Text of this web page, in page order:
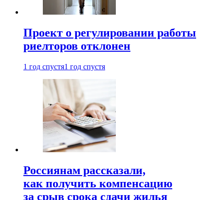
Проект о регулировании работы
риелторов отклонен
1 год спустя1 год спустя
Россиянам рассказали,
как получить компенсацию
за срыв срока сдачи жилья